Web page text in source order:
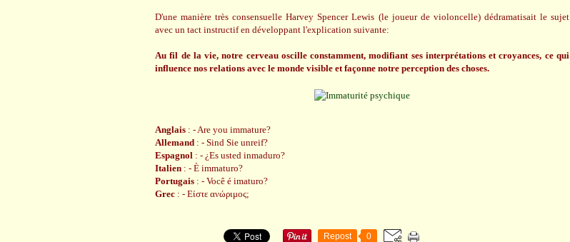
D'une manière très consensuelle Harvey Spencer Lewis (le joueur de violoncelle) dédramatisait le sujet
avec un tact instructif en développant l'explication suivante:
Au fil de la vie, notre cerveau oscille constamment, modifiant ses interprétations et croyances, ce qui
influence nos relations avec le monde visible et façonne notre perception des choses.
Anglais : - Are you immature?
Allemand : - Sind Sie unreif?
Espagnol : - ¿Es usted inmaduro?
Italien : - È immaturo?
Portugais : - Você é imaturo?
Grec : - Είστε ανώριμος;
Repost 0